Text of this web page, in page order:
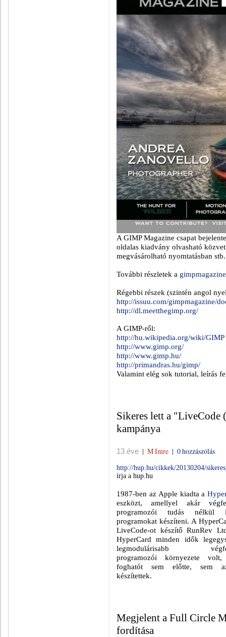
A GIMP Magazine csapat
oldalas kiadvány olvasható
megvásárolható nyomtatásban
További részletek a
Régebbi részek (szintén angol
http://issuu.com/gimpmagazine/
http://dl.meetthegimp.org/
A GIMP-ről:
http://hu.wikipedia.org/wiki/GIMP
http://www.gimp.org/
http://www.gimp.hu/
http://primandras.hu/gimp/
Valamint elég sok tutorial, leírás
Sikeres lett a "LiveCode
kampánya
13 éve | M Imre | 0 hozzászólás
http://hup.hu/cikkek/20130204/
írja a hup.hu
1987-ben az Apple kiadta a
eszközt, amellyel akár
programozói tudás nélkül
programokat készíteni. A
LiveCode-ot készítő RunRev
HyperCard minden idők
legmodulárisabb
programozói környezete volt,
foghatót sem előtte, sem
készítettek.
Megjelent a Full Circle
fordítása